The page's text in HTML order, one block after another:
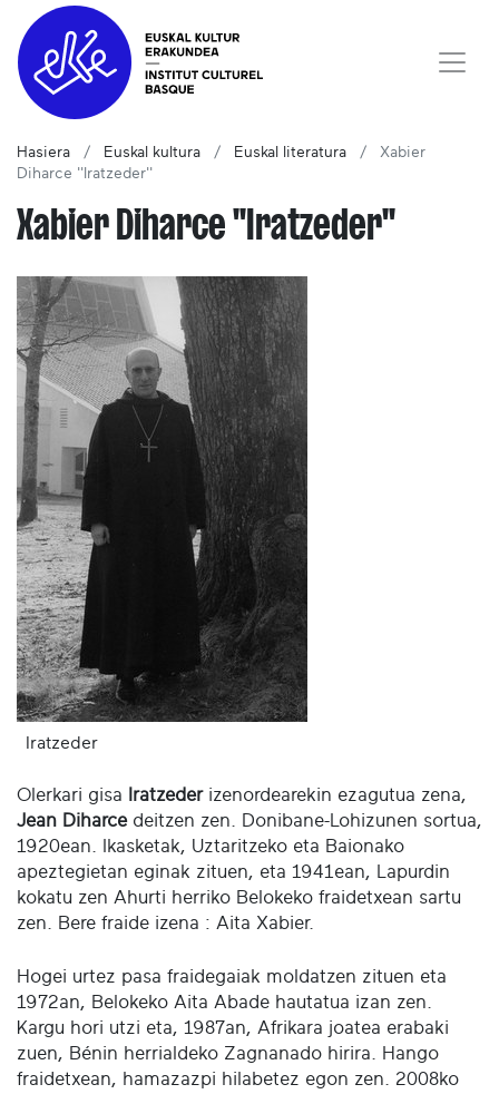
Hasiera Euskal kultura Euskal literatura
Xabier
Diharce ''Iratzeder''
Xabier Diharce ''Iratzeder''
Iratzeder
Olerkari gisa Iratzederizenordearekin ezagutua zena,
Jean Diharcedeitzen zen. Donibane-Lohizunen sortua,
1920ean. Ikasketak, Uztaritzeko eta Baionako
apeztegietan eginak zituen, eta 1941ean, Lapurdin
kokatu zen Ahurti herriko Belokeko fraidetxean sartu
zen. Bere fraide izena : Aita Xabier.
Hogei urtez pasa fraidegaiak moldatzen zituen eta
1972an, Belokeko Aita Abade hautatua izan zen.
Kargu hori utzi eta, 1987an, Afrikara joatea erabaki
zuen, Bénin herrialdeko Zagnanado hirira. Hango
fraidetxean, hamazazpi hilabetez egon zen. 2008ko